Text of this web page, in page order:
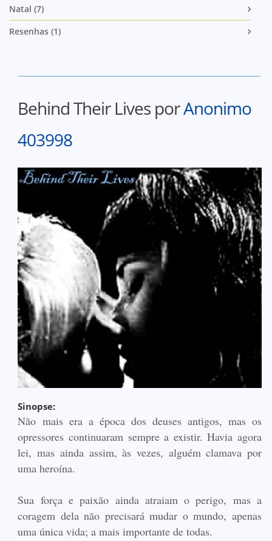
Natal (7)
Resenhas (1)
Behind Their Lives porAnonimo
403998
Sinopse:
Não mais era a época dos deuses antigos, mas os
opressores continuaram sempre a existir. Havia agora
lei, mas ainda assim, às vezes, alguém clamava por
uma heroína.
Sua força e paixão ainda atraiam o perigo, mas a
coragem dela não precisará mudar o mundo, apenas
uma única vida; a mais importante de todas.